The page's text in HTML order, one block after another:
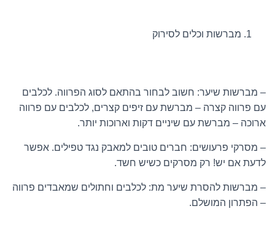
מברשות וכלים לסירוק
– מברשות שיער: חשוב לבחור בהתאם לסוג הפרווה. לכלבים
עם פרווה קצרה – מברשת עם זיפים קצרים, לכלבים עם פרווה
ארוכה – מברשת עם שיניים דקות וארוכות יותר.
– מסרקי פרעושים: חברים טובים למאבק נגד טפילים. אפשר
לדעת אם יש! רק מסרקים כשיש חשד.
– מברשות להסרת שיער מת: לכלבים וחתולים שמאבדים פרווה
– הפתרון המושלם.